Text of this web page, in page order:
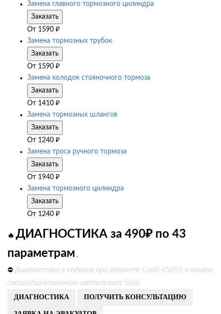
Замена главного тормозного цилиндра
Заказать
От 1590 ₽
Замена тормозных трубок
Заказать
От 1590 ₽
Замена колодок стояночного тормоза
Заказать
От 1410 ₽
Замена тормозных шлангов
Заказать
От 1240 ₽
Замена троса ручного тормоза
Заказать
От 1940 ₽
Замена тормозного цилиндра
Заказать
От 1240 ₽
🔥 ДИАГНОСТИКА за 490₽ по 43
параметрам .
⛔ Диагностика в подарок при ремонте Сааб 45055 в нашем
специализированном автосервисе Saab
ДИАГНОСТИКА ПОЛУЧИТЬ КОНСУЛЬТАЦИЮ